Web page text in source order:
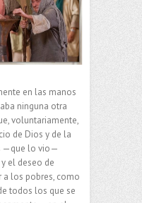
en las manos
ninguna otra
voluntariamente,
de Dios y de la
—que lo vio—
el deseo de
a los pobres, como
todos los que se